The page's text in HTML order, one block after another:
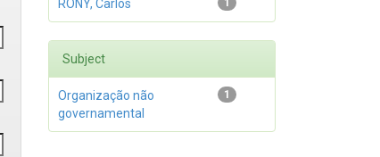
1
RONY, Carlos
Subject
1
Organização não
governamental